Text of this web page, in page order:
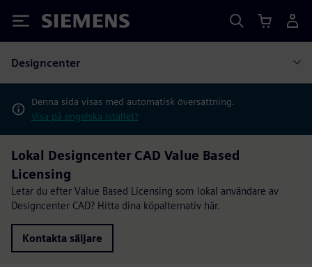
Siemens
Designcenter
Denna sida visas med automatisk översättning.
Visa på engelska istället?
Lokal Designcenter CAD Value Based
Licensing
Letar du efter Value Based Licensing som lokal användare av
Designcenter CAD? Hitta dina köpalternativ här.
Kontakta säljare